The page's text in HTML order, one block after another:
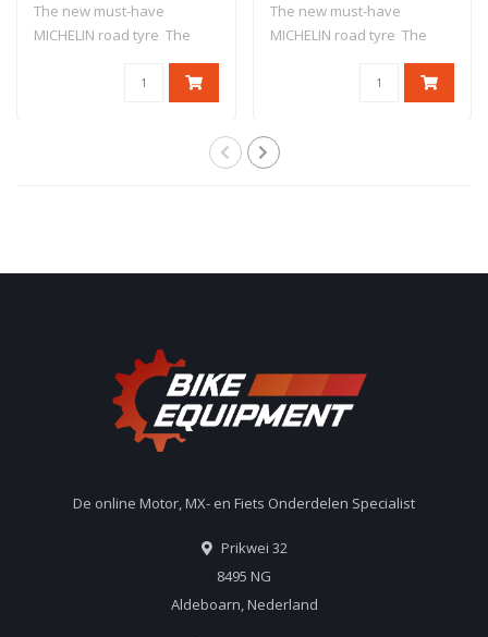
The new must-have
MICHELIN road tyre The
The new must-have
MICHELIN road tyre The
De online Motor, MX- en Fiets Onderdelen Specialist
Prikwei 32
8495 NG
Aldeboarn, Nederland